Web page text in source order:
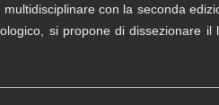
con la seconda
si propone di dissezionare